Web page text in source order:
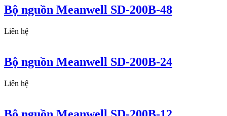
Bộ nguồn Meanwell SD-200B-48
Liên hệ
Bộ nguồn Meanwell SD-200B-24
Liên hệ